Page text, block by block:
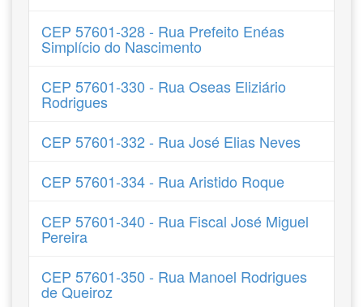
CEP 57601-328 - Rua Prefeito Enéas
Simplício do Nascimento
CEP 57601-330 - Rua Oseas Eliziário
Rodrigues
CEP 57601-332 - Rua José Elias Neves
CEP 57601-334 - Rua Aristido Roque
CEP 57601-340 - Rua Fiscal José Miguel
Pereira
CEP 57601-350 - Rua Manoel Rodrigues
de Queiroz